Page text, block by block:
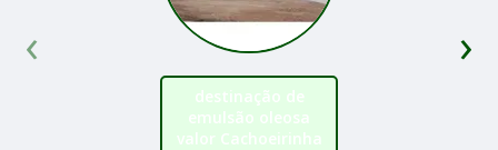
destinação de
emulsão oleosa
valor Cachoeirinha
‹ ›